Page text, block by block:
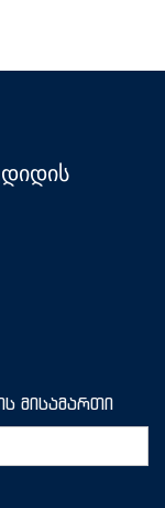
მისამართი